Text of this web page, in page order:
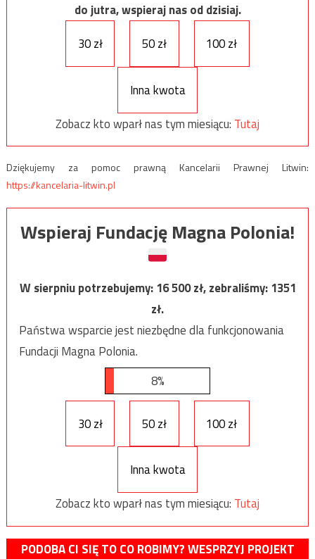
do jutra, wspieraj nas od dzisiaj.
30 zł
50 zł 100 zł
Inna kwota
Zobacz kto wparł nas tym miesiącu: Tutaj
Dziękujemy za pomoc prawną Kancelarii Prawnej Litwin:
https://kancelaria-litwin.pl
Wspieraj Fundację Magna Polonia!
W sierpniu potrzebujemy:16 500zł, zebraliśmy:1351
zł.
Państwa wsparcie jest niezbędne dla funkcjonowania
Fundacji Magna Polonia.
8%
30 zł 50 zł 100 zł
Inna kwota
Zobacz kto wparł nas tym miesiącu: Tutaj
PODOBA CI SIĘ TO CO ROBIMY? WESPRZYJ PROJEKT